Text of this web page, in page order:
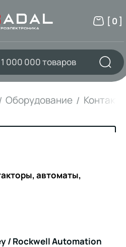
[ 0 ]
Оборудование
автоматы,
/ Rockwell Automation